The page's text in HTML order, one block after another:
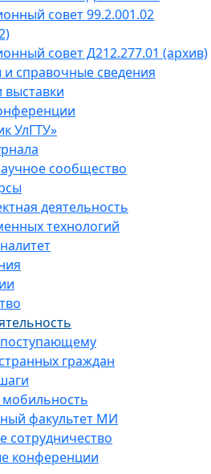
совет 99.2.001.02
совет Д212.277.01 (архив)
справочные сведения
УлГТУ»
сообщество
деятельность
технологий
граждан
факультет МИ
сотрудничество
конференции